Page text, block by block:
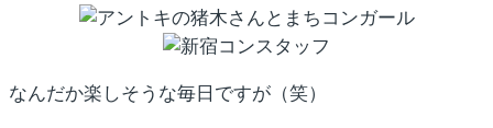
なんだか楽しそうな毎日ですが（笑）